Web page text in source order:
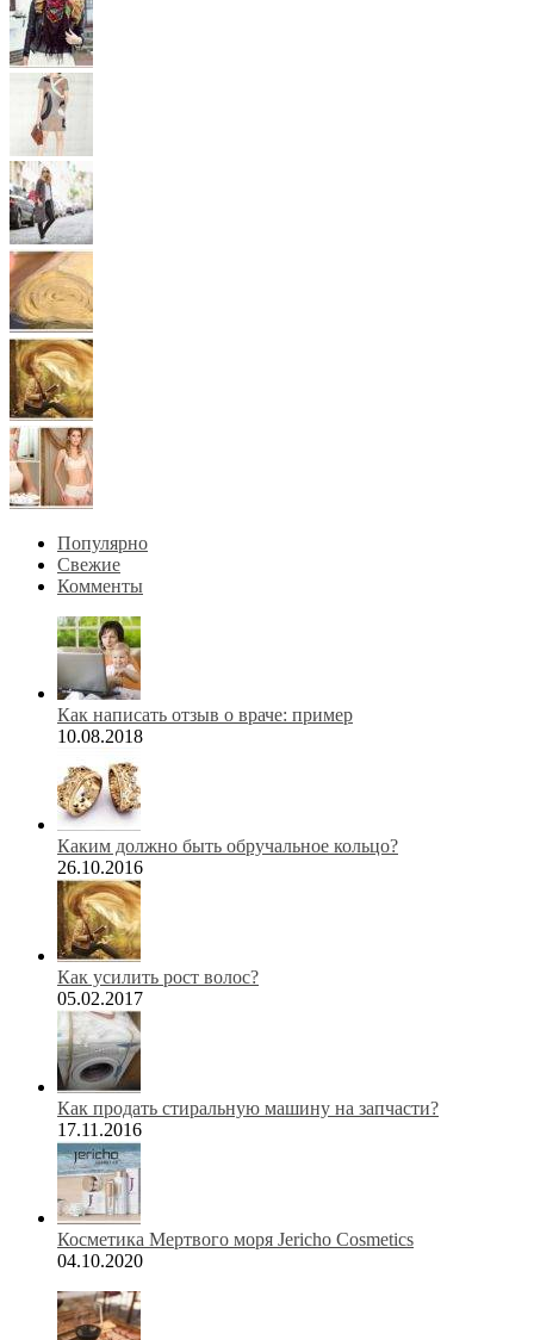
Популярно
Свежие
Комменты
Как написать отзыв о враче: пример
10.08.2018
Каким должно быть обручальное кольцо?
26.10.2016
Как усилить рост волос?
05.02.2017
Как продать стиральную машину на запчасти?
17.11.2016
Косметика Мертвого моря Jericho Cosmetics
04.10.2020